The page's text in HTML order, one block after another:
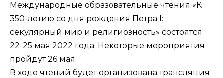
Международные образовательные чтения «К
350-летию со дня рождения Петра I:
секулярный мир и религиозность» состоятся
22-25 мая 2022 года. Некоторые мероприятия
пройдут 26 мая.
В ходе чтений будет организована трансляция